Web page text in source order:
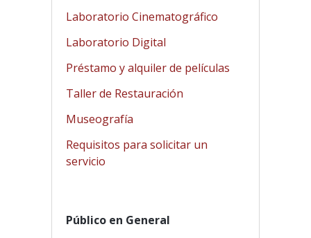
Laboratorio Cinematográfico
Laboratorio Digital
Préstamo y alquiler de películas
Taller de Restauración
Museografía
Requisitos para solicitar un
servicio
Público en General